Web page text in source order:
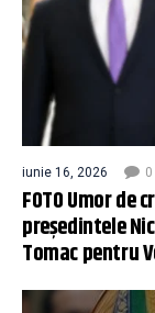
iunie 16, 2026
FOTO Umor de
președintele
Tomac pentru